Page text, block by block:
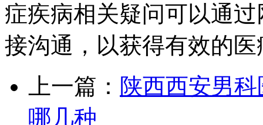
症疾病相关疑问可以通
接沟通，以获得有效的
上一篇： 陕西西安男
哪几种